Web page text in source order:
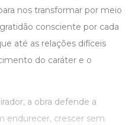
nos transformar por meio
consciente por cada
até as relações difíceis
do caráter e o
a obra defende a
endurecer, crescer sem